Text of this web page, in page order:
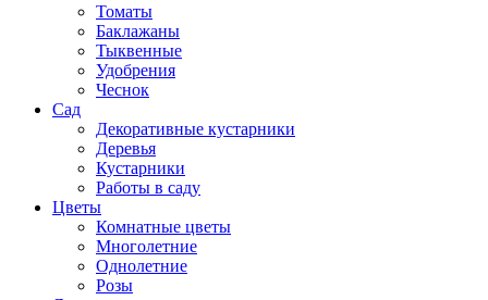
Томаты
Баклажаны
Тыквенные
Удобрения
Чеснок
Сад
Декоративные кустарники
Деревья
Кустарники
Работы в саду
Цветы
Комнатные цветы
Многолетние
Однолетние
Розы